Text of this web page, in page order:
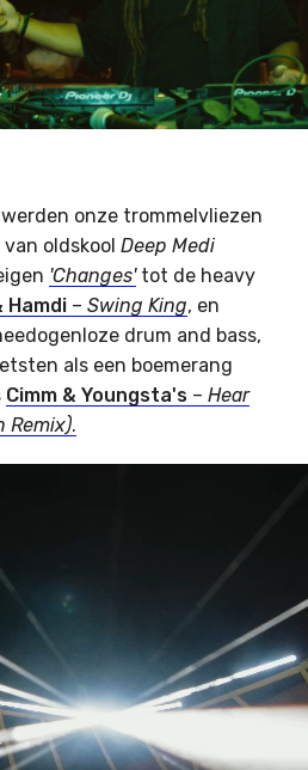
onze trommelvliezen
oldskool Deep Medi
'Changes'tot de heavy
Hamdi – Swing King, en
drum and bass,
als een boemerang
Cimm & Youngsta's – Hear
Remix).